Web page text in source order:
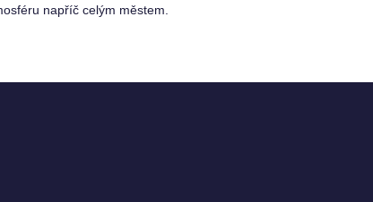
napříč celým městem.